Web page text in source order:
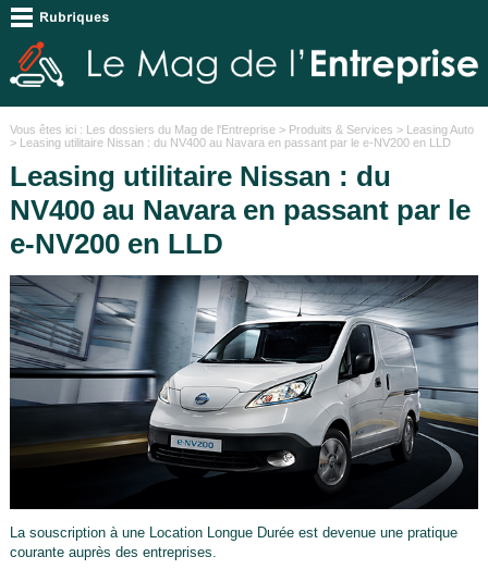
Vous êtes ici : Les dossiers du Mag de l'Entreprise> Produits & Services > Leasing Auto
> Leasing utilitaire Nissan : du NV400 au Navara en passant par le e-NV200 en LLD
Leasing utilitaire Nissan : du
NV400 au Navara en passant par le
e-NV200 en LLD
La souscription à une Location Longue Durée est devenue une pratique
courante auprès des entreprises.